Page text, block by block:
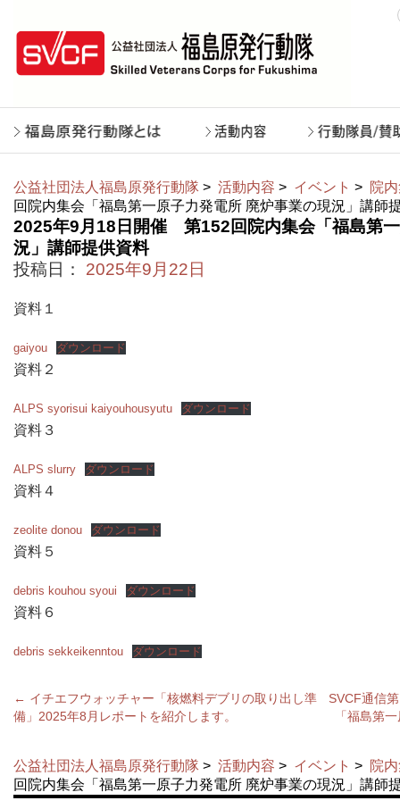
公益社団法人福島原発行動隊 > 活動内容 > イベント > 院
回院内集会「福島第一原子力発電所 廃炉事業の現況」講師
2025年9月18日開催 第152回院内集会「福島第
況」講師提供資料
投稿日：
2025年9月22日
資料１
gaiyou ダウンロード
資料２
ALPS syorisui kaiyouhousyutu ダウンロード
資料３
ALPS slurry ダウンロード
資料４
zeolite donou ダウンロード
資料５
debris kouhou syoui ダウンロード
資料６
debris sekkeikenntou ダウンロード
← イチエフウォッチャー「核燃料デブリの取り出し準
備」2025年8月レポートを紹介します。
SVCF通信
「福島第
公益社団法人福島原発行動隊 > 活動内容 > イベント > 院
回院内集会「福島第一原子力発電所 廃炉事業の現況」講師